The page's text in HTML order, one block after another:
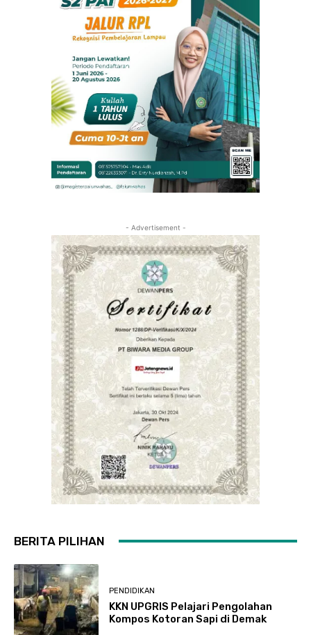
- Advertisement -
BERITA PILIHAN
PENDIDIKAN
KKN UPGRIS Pelajari Pengolahan
Kompos Kotoran Sapi di Demak